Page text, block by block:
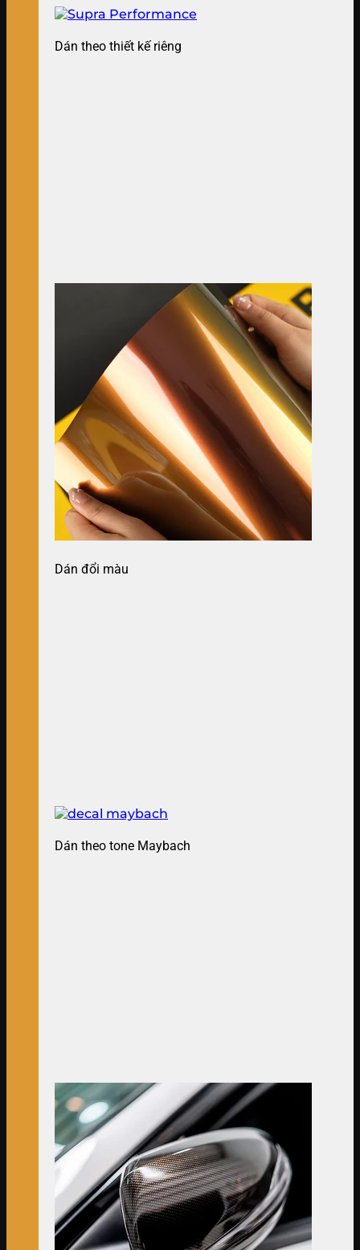
Dán theo thiết kế riêng
Dán đổi màu
Dán theo tone Maybach